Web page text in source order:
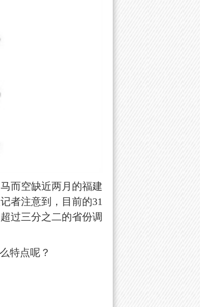
而空缺近两月的福建
者注意到，目前的31
过三分之二的省份调
特点呢？